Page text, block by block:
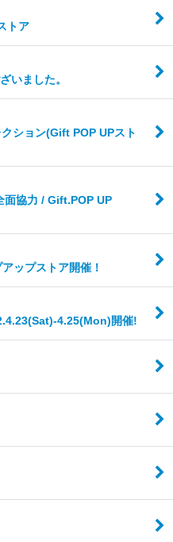
トア
いました。
ション(Gift POP UPスト
面協力 / Gift.POP UP
ップストア開催！
4.25(Mon)開催!